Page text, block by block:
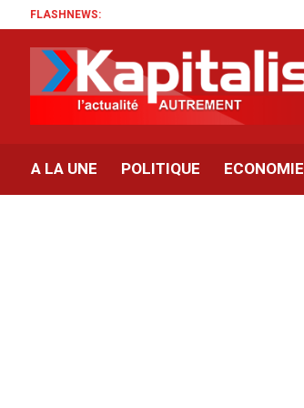
FLASHNEWS:
A LA UNE POLITIQUE ECONOMIE